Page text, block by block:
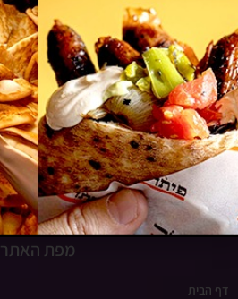
פקס: 09-8336808
israel.co.il
רחוב התע"ש 10, כפר סבא
שעות
ימים א-ה 9:00-18:00
ימי שישי סגור
מפת האתר
דף הבית